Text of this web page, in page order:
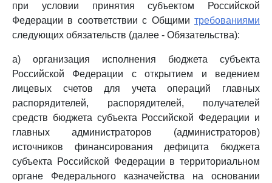
при условии принятия субъектом Российской
Федерации в соответствии с Общими требованиями
следующих обязательств (далее - Обязательства):
а) организация исполнения бюджета субъекта
Российской Федерации с открытием и ведением
лицевых счетов для учета операций главных
распорядителей, распорядителей, получателей
средств бюджета субъекта Российской Федерации и
главных администраторов (администраторов)
источников финансирования дефицита бюджета
субъекта Российской Федерации в территориальном
органе Федерального казначейства на основании